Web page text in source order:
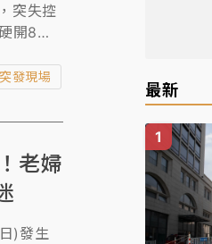
突失控
開8、9
突發現場
老婦
)發生
最新